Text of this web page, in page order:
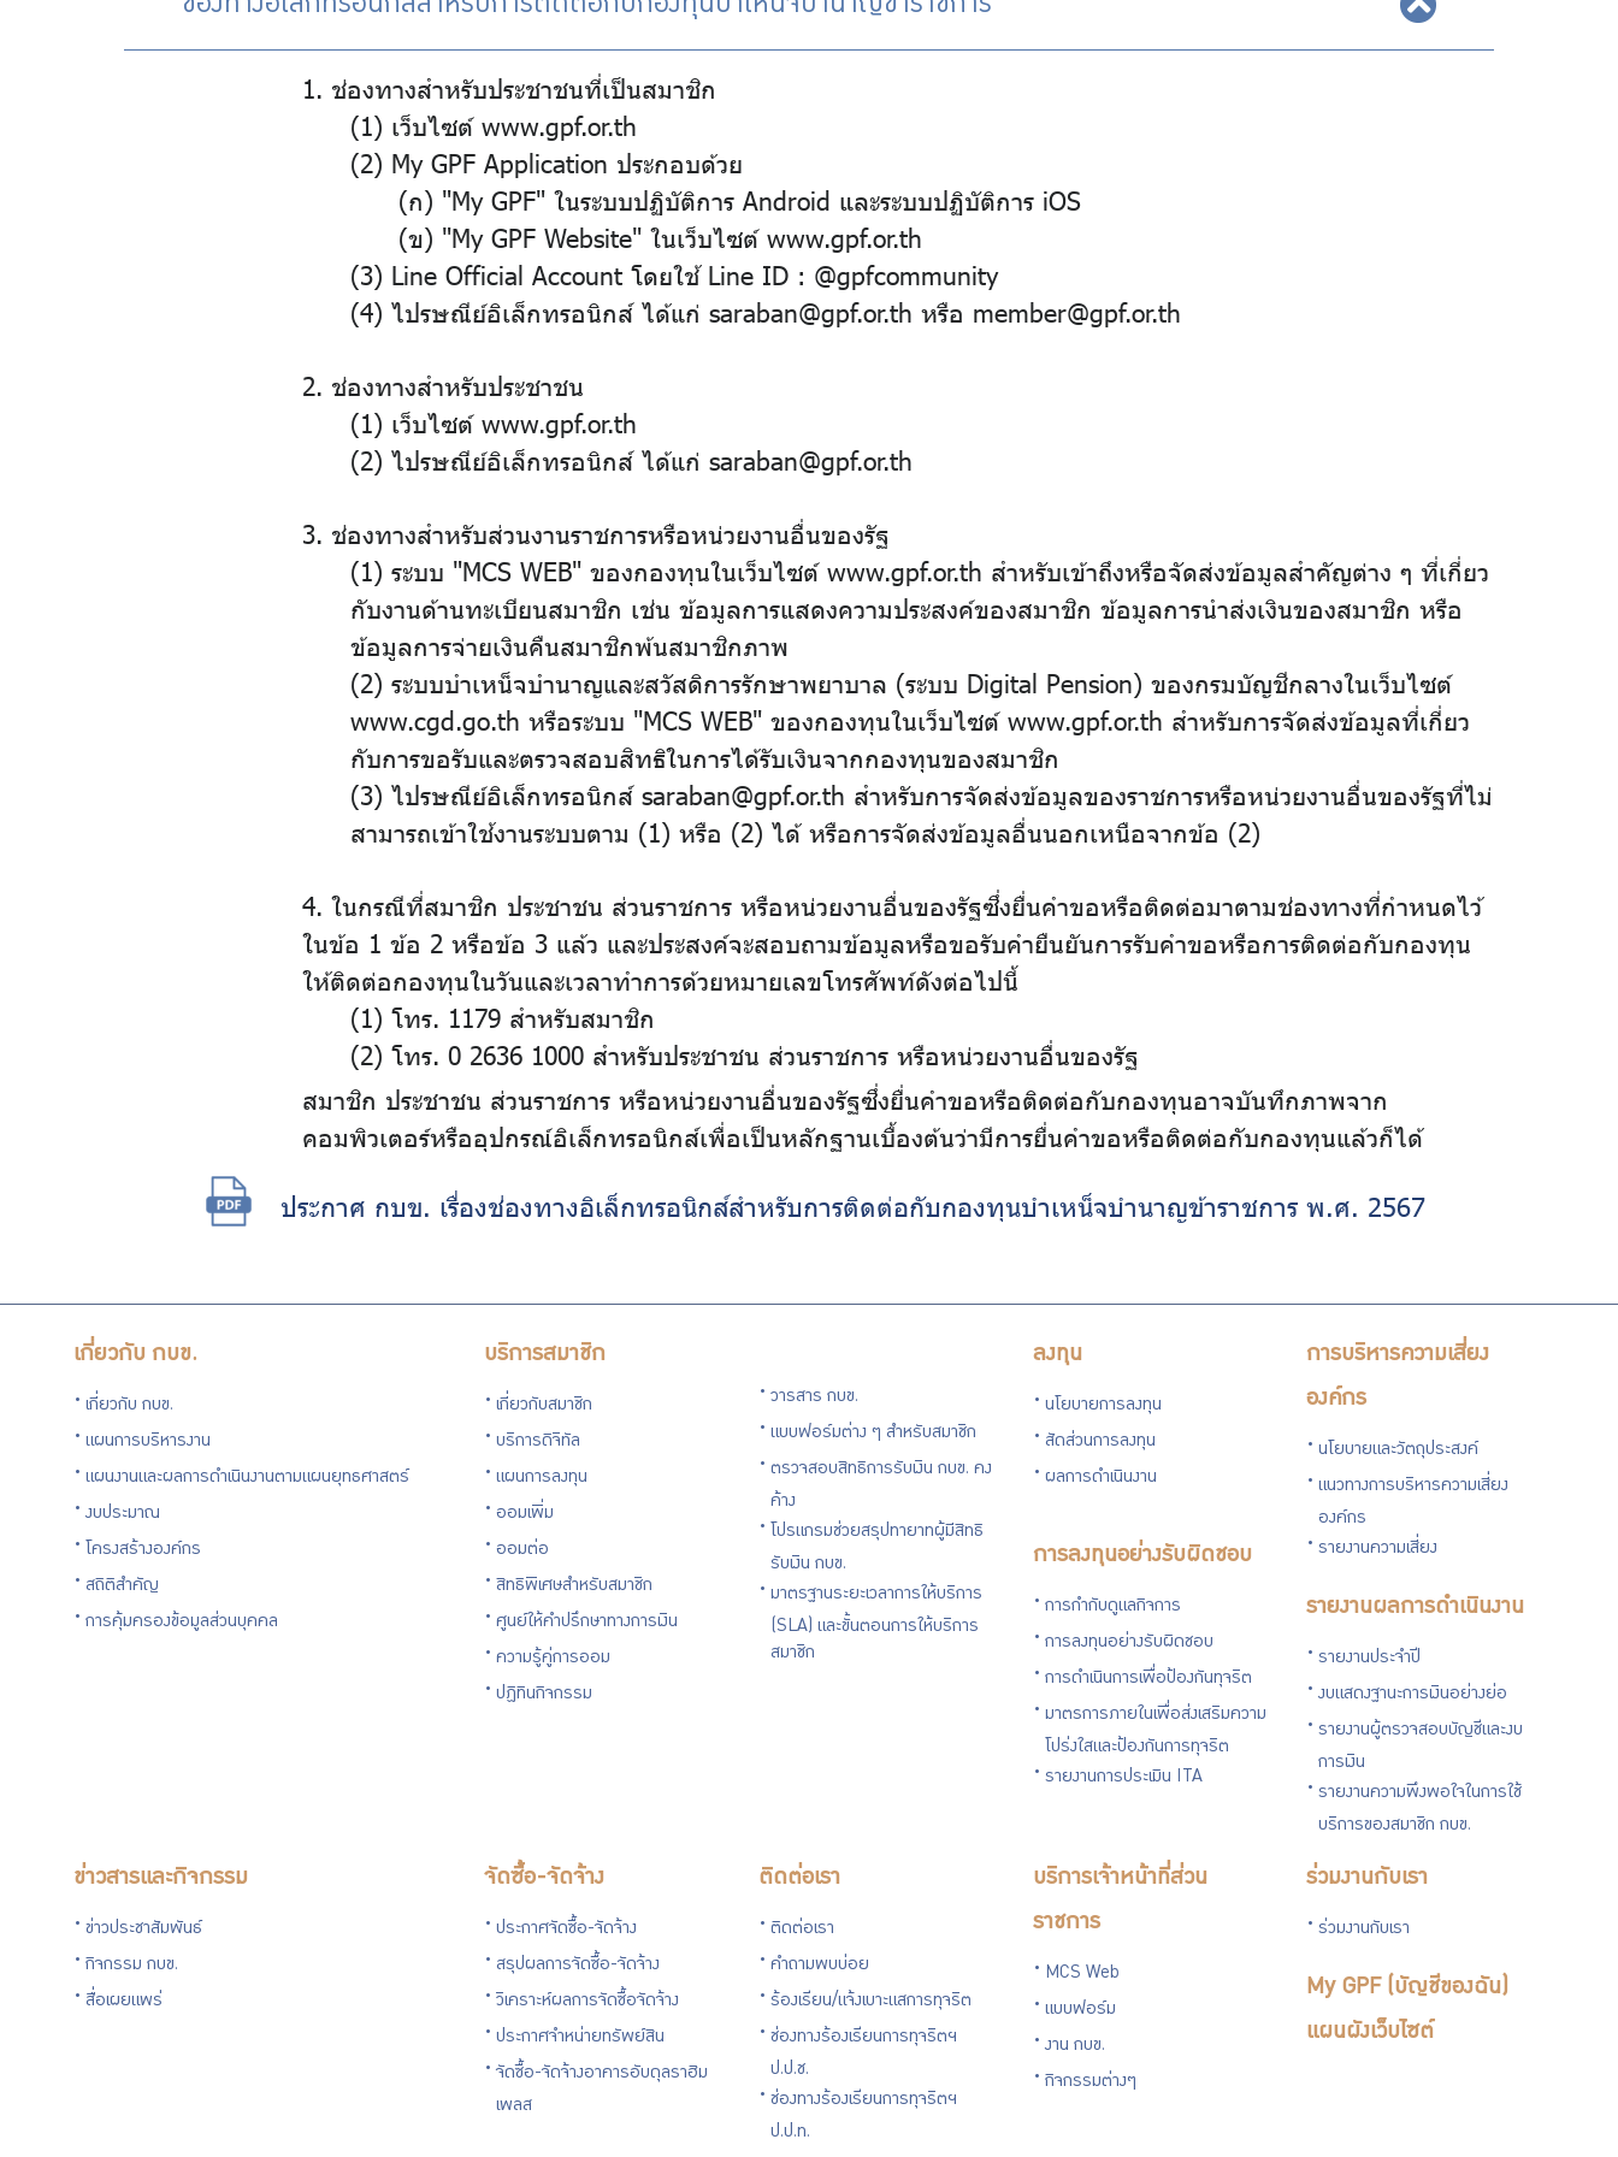
ช่องทางอิเล็กทรอนิกส์สำหรับการติดต่อกับกองทุนบำเหน็จบำนาญข้าราชการ
1. ช่องทางสำหรับประชาชนที่เป็นสมาชิก
(1) เว็บไซต์ www.gpf.or.th
(2) My GPF Application ประกอบด้วย
(ก) "My GPF" ในระบบปฏิบัติการ Android และระบบปฏิบัติการ iOS
(ข) "My GPF Website" ในเว็บไซต์ www.gpf.or.th
(3) Line Official Account โดยใช้ Line ID : @gpfcommunity
(4) ไปรษณีย์อิเล็กทรอนิกส์ ได้แก่ saraban@gpf.or.th หรือ member@gpf.or.th
2. ช่องทางสำหรับประชาชน
(1) เว็บไซต์ www.gpf.or.th
(2) ไปรษณีย์อิเล็กทรอนิกส์ ได้แก่ saraban@gpf.or.th
3. ช่องทางสำหรับส่วนงานราชการหรือหน่วยงานอื่นของรัฐ
(1) ระบบ "MCS WEB" ของกองทุนในเว็บไซต์ www.gpf.or.th สำหรับเข้าถึงหรือจัดส่งข้อมูลสำคัญต่าง ๆ ที่เกี่ยว
กับงานด้านทะเบียนสมาชิก เช่น ข้อมูลการแสดงความประสงค์ของสมาชิก ข้อมูลการนำส่งเงินของสมาชิก หรือ
ข้อมูลการจ่ายเงินคืนสมาชิกพ้นสมาชิกภาพ
(2) ระบบบำเหน็จบำนาญและสวัสดิการรักษาพยาบาล (ระบบ Digital Pension) ของกรมบัญชีกลางในเว็บไซต์
www.cgd.go.th หรือระบบ "MCS WEB" ของกองทุนในเว็บไซต์ www.gpf.or.th สำหรับการจัดส่งข้อมูลที่เกี่ยว
กับการขอรับและตรวจสอบสิทธิในการได้รับเงินจากกองทุนของสมาชิก
(3) ไปรษณีย์อิเล็กทรอนิกส์ saraban@gpf.or.th สำหรับการจัดส่งข้อมูลของราชการหรือหน่วยงานอื่นของรัฐที่ไม่
สามารถเข้าใช้งานระบบตาม (1) หรือ (2) ได้ หรือการจัดส่งข้อมูลอื่นนอกเหนือจากข้อ (2)
4. ในกรณีที่สมาชิก ประชาชน ส่วนราชการ หรือหน่วยงานอื่นของรัฐซึ่งยื่นคำขอหรือติดต่อมาตามช่องทางที่กำหนดไว้
ในข้อ 1 ข้อ 2 หรือข้อ 3 แล้ว และประสงค์จะสอบถามข้อมูลหรือขอรับคำยืนยันการรับคำขอหรือการติดต่อกับกองทุน
ให้ติดต่อกองทุนในวันและเวลาทำการด้วยหมายเลขโทรศัพท์ดังต่อไปนี้
(1) โทร. 1179 สำหรับสมาชิก
(2) โทร. 0 2636 1000 สำหรับประชาชน ส่วนราชการ หรือหน่วยงานอื่นของรัฐ
สมาชิก ประชาชน ส่วนราชการ หรือหน่วยงานอื่นของรัฐซึ่งยื่นคำขอหรือติดต่อกับกองทุนอาจบันทึกภาพจาก
คอมพิวเตอร์หรืออุปกรณ์อิเล็กทรอนิกส์เพื่อเป็นหลักฐานเบื้องต้นว่ามีการยื่นคำขอหรือติดต่อกับกองทุนแล้วก็ได้
ประกาศ กบข. เรื่องช่องทางอิเล็กทรอนิกส์สำหรับการติดต่อกับกองทุนบำเหน็จบำนาญข้าราชการ พ.ศ. 2567
เกี่ยวกับ กบข.
เกี่ยวกับ กบข.
แผนการบริหารงาน
แผนงานและผลการดำเนินงานตามแผนยุทธศาสตร์
งบประมาณ
โครงสร้างองค์กร
สถิติสำคัญ
การคุ้มครองข้อมูลส่วนบุคคล
บริการสมาชิก
เกี่ยวกับสมาชิก
บริการดิจิทัล
แผนการลงทุน
ออมเพิ่ม
ออมต่อ
สิทธิพิเศษสำหรับสมาชิก
ศูนย์ให้คำปรึกษาทางการเงิน
ความรู้คู่การออม
ปฏิทินกิจกรรม
วารสาร กบข.
แบบฟอร์มต่าง ๆ สำหรับสมาชิก
ตรวจสอบสิทธิการรับเงิน กบข. คง
ค้าง
โปรแกรมช่วยสรุปทายาทผู้มีสิทธิ
รับเงิน กบข.
มาตรฐานระยะเวลาการให้บริการ
(SLA) และขั้นตอนการให้บริการ
สมาชิก
ลงทุน
นโยบายการลงทุน
สัดส่วนการลงทุน
ผลการดำเนินงาน
การลงทุนอย่างรับผิดชอบ
การกำกับดูแลกิจการ
การลงทุนอย่างรับผิดชอบ
การดำเนินการเพื่อป้องกันทุจริต
มาตรการภายในเพื่อส่งเสริมความ
โปร่งใสและป้องกันการทุจริต
รายงานการประเมิน ITA
การบริหารความเสี่ยง
องค์กร
นโยบายและวัตถุประสงค์
แนวทางการบริหารความเสี่ยง
องค์กร
รายงานความเสี่ยง
รายงานผลการดำเนินงาน
รายงานประจำปี
งบแสดงฐานะการเงินอย่างย่อ
รายงานผู้ตรวจสอบบัญชีและงบ
การเงิน
รายงานความพึงพอใจในการใช้
บริการของสมาชิก กบข.
ข่าวสารและกิจกรรม
ข่าวประชาสัมพันธ์
กิจกรรม กบข.
สื่อเผยแพร่
จัดซื้อ-จัดจ้าง
ประกาศจัดซื้อ-จัดจ้าง
สรุปผลการจัดซื้อ-จัดจ้าง
วิเคราะห์ผลการจัดซื้อจัดจ้าง
ประกาศจำหน่ายทรัพย์สิน
จัดซื้อ-จัดจ้างอาคารอับดุลราฮิม
เพลส
ติดต่อเรา
ติดต่อเรา
คำถามพบบ่อย
ร้องเรียน/แจ้งเบาะแสการทุจริต
ช่องทางร้องเรียนการทุจริตฯ
ป.ป.ช.
ช่องทางร้องเรียนการทุจริตฯ
ป.ป.ท.
บริการเจ้าหน้าที่ส่วน
ราชการ
MCS Web
แบบฟอร์ม
งาน กบข.
กิจกรรมต่างๆ
ร่วมงานกับเรา
ร่วมงานกับเรา
My GPF (บัญชีของฉัน)
แผนผังเว็บไซต์